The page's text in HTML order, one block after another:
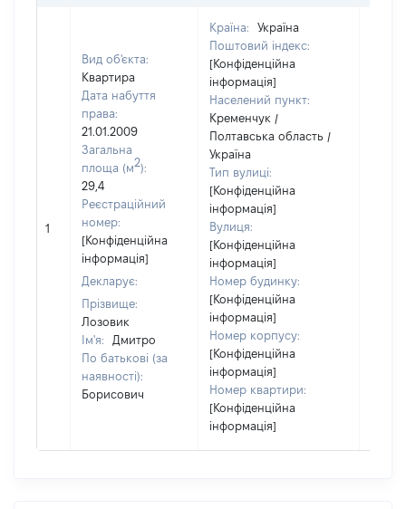
1
Вид об'єкта:
Квартира
Дата набуття
права:
21.01.2009
Загальна
площа (м2):
29,4
Реєстраційний
номер:
[Конфіденційна
інформація]
Декларує:
Прізвище:
Лозовик
Ім'я:
Дмитро
По батькові (за
наявності):
Борисович
Країна:
Україна
Поштовий індекс:
[Конфіденційна
інформація]
Населений пункт:
Кременчук /
Полтавська область /
Україна
Тип вулиці:
[Конфіденційна
інформація]
Вулиця:
[Конфіденційна
інформація]
Номер будинку:
[Конфіденційна
інформація]
Номер корпусу:
[Конфіденційна
інформація]
Номер квартири:
[Конфіденційна
інформація]